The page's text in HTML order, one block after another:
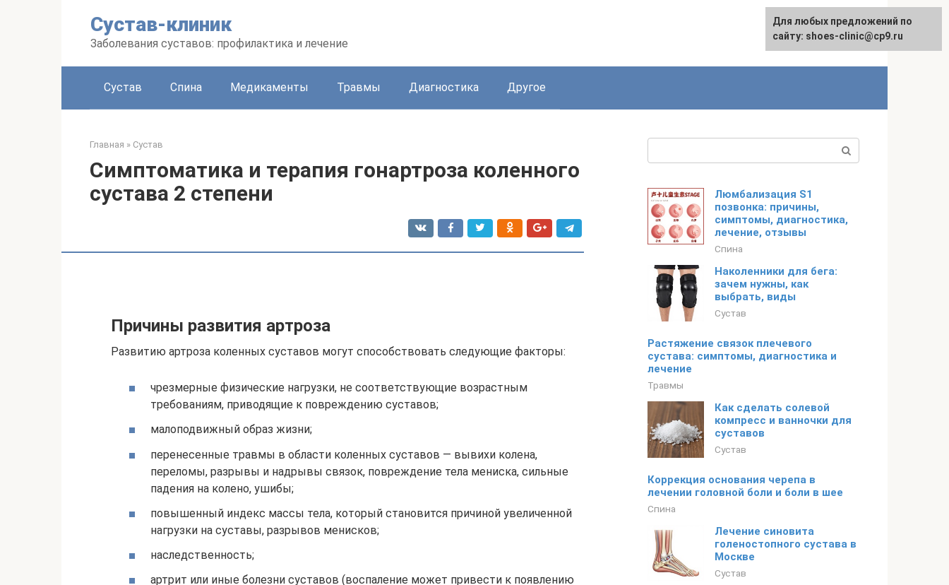
Сустав-клиник
Заболевания суставов: профилактика и лечение
Сустав Спина Медикаменты Травмы Диагностика Другое
Главная » Сустав
Симптоматика и терапия гонартроза коленного
сустава 2 степени
Причины развития артроза
Развитию артроза коленных суставов могут способствовать следующие факторы:
чрезмерные физические нагрузки, не соответствующие возрастным
требованиям, приводящие к повреждению суставов;
малоподвижный образ жизни;
перенесенные травмы в области коленных суставов — вывихи колена,
переломы, разрывы и надрывы связок, повреждение тела мениска, сильные
падения на колено, ушибы;
повышенный индекс массы тела, который становится причиной увеличенной
нагрузки на суставы, разрывов менисков;
наследственность;
артрит или иные болезни суставов (воспаление может привести к появлению
Люмбализация S1
позвонка: причины,
симптомы, диагностика,
лечение, отзывы
Спина
Наколенники для бега:
зачем нужны, как
выбрать, виды
Сустав
Растяжение связок плечевого
сустава: симптомы, диагностика и
лечение
Травмы
Как сделать солевой
компресс и ванночки для
суставов
Сустав
Коррекция основания черепа в
лечении головной боли и боли в шее
Спина
Лечение синовита
голеностопного сустава в
Москве
Сустав
Для любых предложений по
сайту: shoes-clinic@cp9.ru